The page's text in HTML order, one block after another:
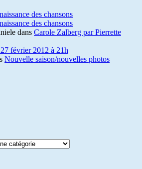
des chansons
des chansons
dans Carole Zalberg par Pierrette
février 2012 à 21h
Nouvelle saison/nouvelles photos